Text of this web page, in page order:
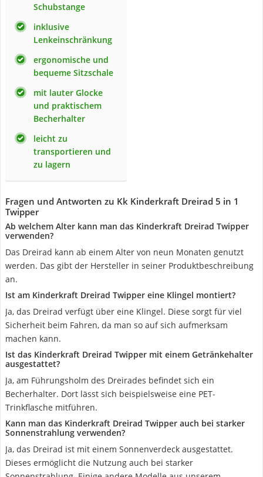
Schubstange
inklusive
Lenkeinschränkung
ergonomische und
bequeme Sitzschale
mit lauter Glocke
und praktischem
Becherhalter
leicht zu
transportieren und
zu lagern
Fragen und Antworten zu Kk Kinderkraft Dreirad 5 in 1
Twipper
Ab welchem Alter kann man das Kinderkraft Dreirad Twipper
verwenden?
Das Dreirad kann ab einem Alter von neun Monaten genutzt
werden. Das gibt der Hersteller in seiner Produktbeschreibung
an.
Ist am Kinderkraft Dreirad Twipper eine Klingel montiert?
Ja, das Dreirad verfügt über eine Klingel. Diese sorgt für viel
Sicherheit beim Fahren, da man so auf sich aufmerksam
machen kann.
Ist das Kinderkraft Dreirad Twipper mit einem Getränkehalter
ausgestattet?
Ja, am Führungsholm des Dreirades befindet sich ein
Becherhalter. Dort lässt sich beispielsweise eine PET-
Trinkflasche mitführen.
Kann man das Kinderkraft Dreirad Twipper auch bei starker
Sonnenstrahlung verwenden?
Ja, das Dreirad ist mit einem Sonnenverdeck ausgestattet.
Dieses ermöglicht die Nutzung auch bei starker